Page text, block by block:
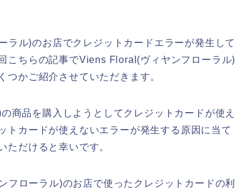
ル)のお店でクレジットカードエラーが発生して
こちらの記事でViens Floral(ヴィヤンフローラル)
つかご紹介させていただきます。
商品を購入しようとしてクレジットカードが使え
トカードが使えないエラーが発生する原因に当て
ただけると幸いです。
ローラル)のお店で使ったクレジットカードの利